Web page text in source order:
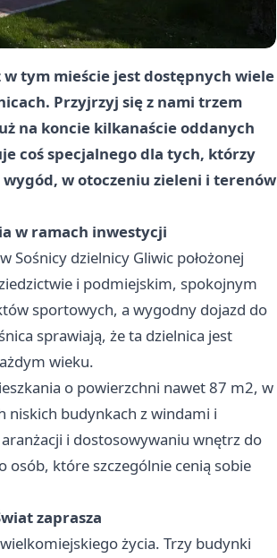
tym mieście jest dostępnych wiele
Przyjrzyj się z nami trzem
na koncie kilkanaście oddanych
coś specjalnego dla tych, którzy
w otoczeniu zieleni i terenów
w ramach inwestycji
dzielnicy Gliwic położonej
i podmiejskim, spokojnym
sportowych, a wygodny dojazd do
sprawiają, że ta dzielnica jest
wieku.
o powierzchni nawet 87 m2, w
budynkach z windami i
i dostosowywaniu wnętrz do
osób, które szczególnie cenią sobie
zaprasza
życia. Trzy budynki